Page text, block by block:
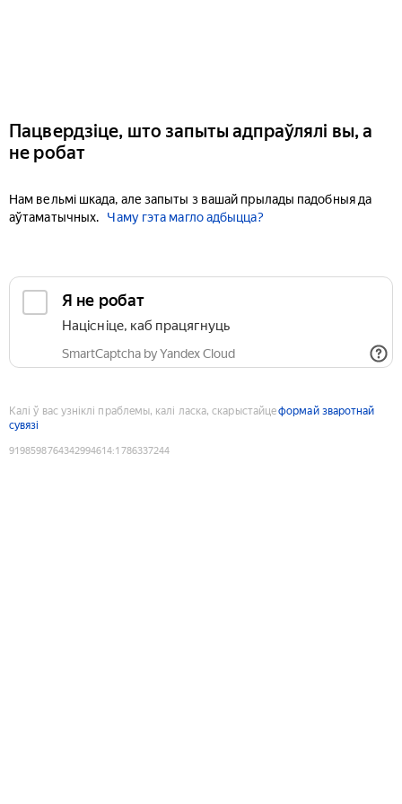
Пацвердзіце, што запыты адпраўлялі вы, а
не робат
Нам вельмі шкада, але запыты з вашай прылады падобныя да
аўтаматычных.
Чаму гэта магло адбыцца?
Я не робат
Націсніце, каб працягнуць
SmartCaptcha by Yandex Cloud
Калі ў вас узніклі праблемы, калі ласка, скарыстайцеформай зваротнай
сувязі
9198598764342994614:1786337244